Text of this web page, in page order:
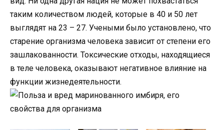
таким количеством людей, которые в 40 и 50 лет
выглядят на 23 – 27. Учеными было установлено, что
старение организма человека зависит от степени его
зашлакованности. Токсические отходы, находящиеся
в теле человека, оказывают негативное влияние на
функции жизнедеятельности.